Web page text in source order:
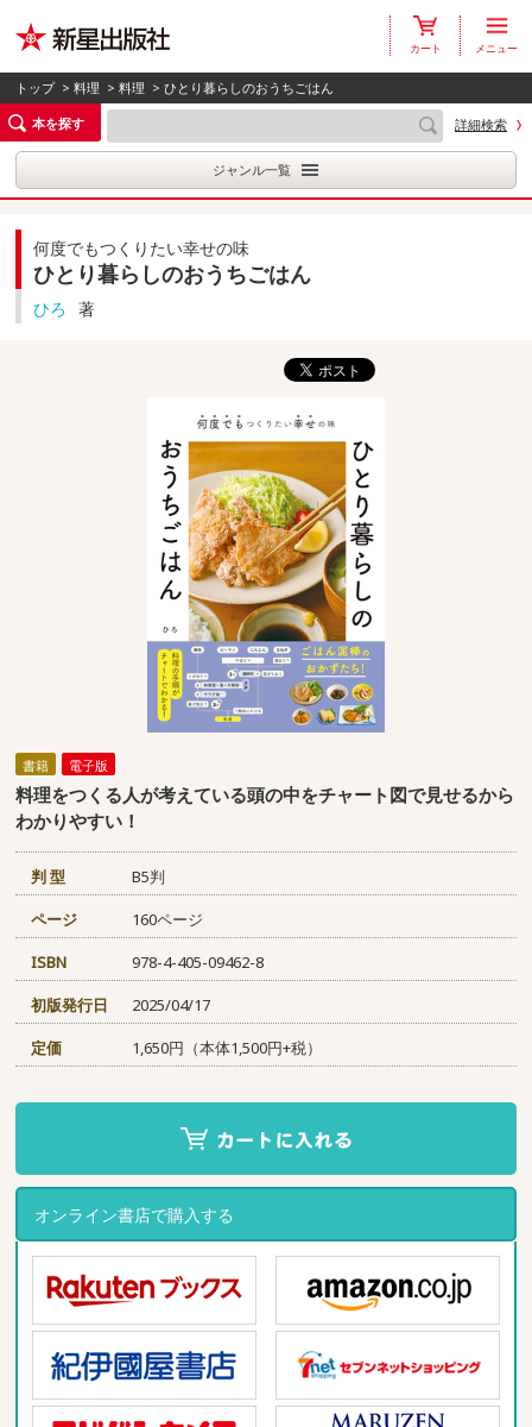
カート メニュー
トップ >料理 >料理 > ひとり暮らしのおうちごはん
本を探す
詳細検索
ジャンル一覧
何度でもつくりたい幸せの味
ひとり暮らしのおうちごはん
ひろ 著
書籍 電子版
料理をつくる人が考えている頭の中をチャート図で見せるから
わかりやすい！
判 型
B5判
ページ
160ページ
ISBN
978-4-405-09462-8
初版発行日
2025/04/17
定価
1,650円（本体1,500円+税）
オンライン書店で購入する